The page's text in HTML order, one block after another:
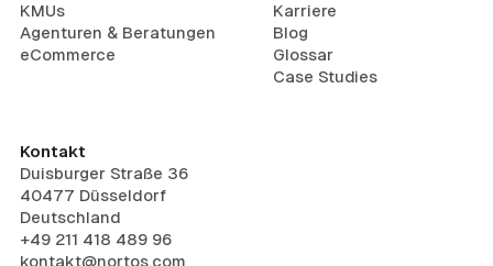
KMUs
Agenturen & Beratungen
eCommerce
Karriere
Blog
Glossar
Case Studies
Kontakt
Duisburger Straße 36
40477 Düsseldorf
Deutschland
+49 211 418 489 96
kontakt@nortos.com